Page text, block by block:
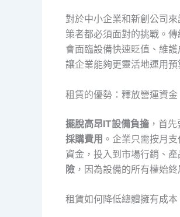
對於中小企業和新創公司
策者都必須面對的挑戰。
會面臨設備快速貶值、維
讓企業能夠更靈活地運用
租賃的優勢：釋放營運資金
擺脫高昂IT設備負擔 ，首
採購費用 。企業只需按月
資金，投入到市場行銷、
險 ，因為設備的所有權始
租賃如何降低總體擁有成本